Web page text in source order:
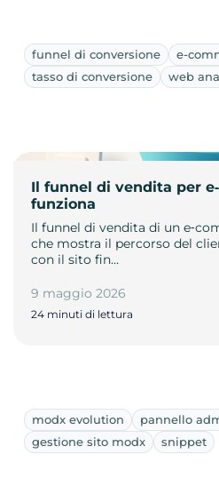
funnel di conversione
e-
tasso di conversione
web
Il funnel di vendita per
funziona
Il funnel di vendita di un
che mostra il percorso del
con il sito fin…
9 maggio 2026
24 minuti di lettura
modx evolution
pannello
gestione sito modx
snippet